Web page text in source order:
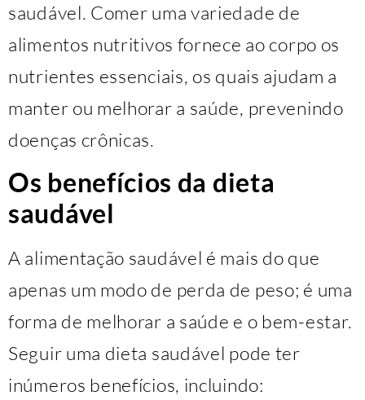
saudável. Comer uma variedade de
alimentos nutritivos fornece ao corpo os
nutrientes essenciais, os quais ajudam a
manter ou melhorar a saúde, prevenindo
doenças crônicas.
Os benefícios da dieta
saudável
A alimentação saudável é mais do que
apenas um modo de perda de peso; é uma
forma de melhorar a saúde e o bem-estar.
Seguir uma dieta saudável pode ter
inúmeros benefícios, incluindo: